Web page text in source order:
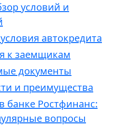
условий и
автокредита
к заемщикам
документы
и преимущества
банке Ростфинанс:
вопросы